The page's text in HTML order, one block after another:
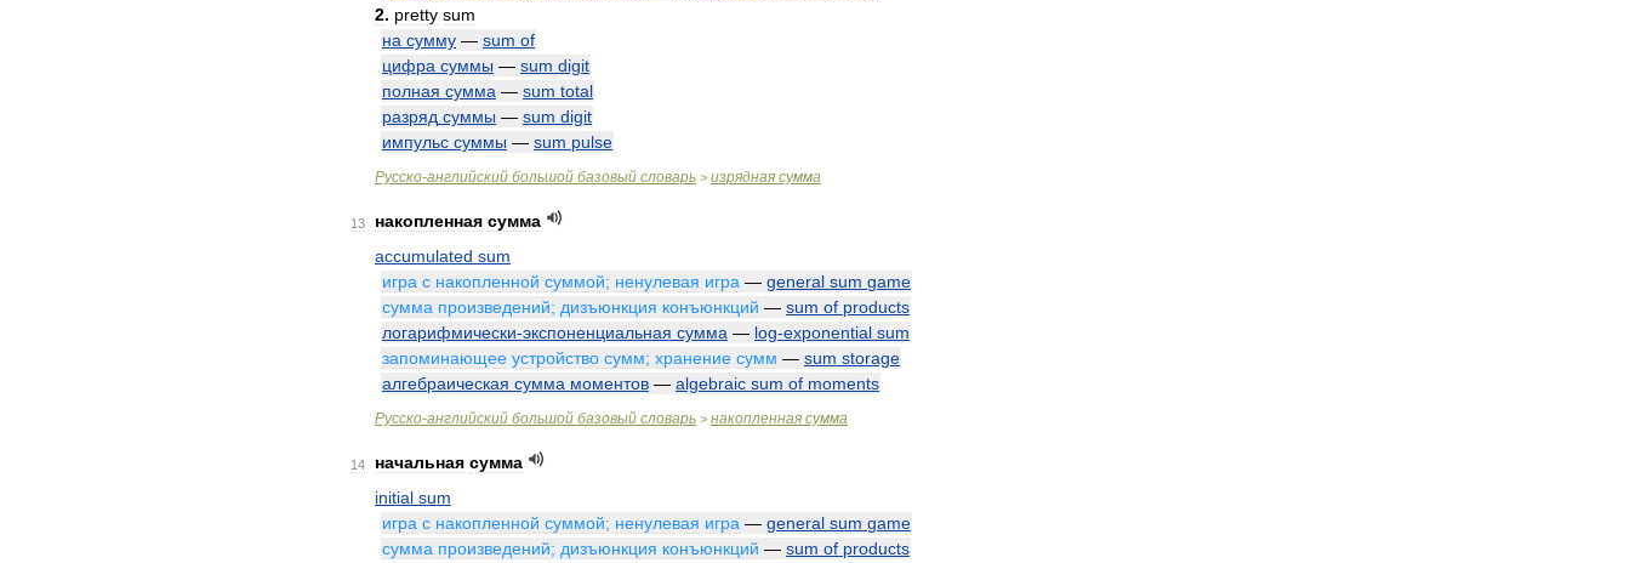
2. pretty sum
на сумму — sum of
цифра суммы — sum digit
полная сумма — sum total
разряд суммы — sum digit
импульс суммы — sum pulse
Русско-английский большой базовый словарь > изрядная сумма
13 накопленная сумма
accumulated sum
игра с накопленной суммой; ненулевая игра — general sum game
сумма произведений; дизъюнкция конъюнкций — sum of products
логарифмически-экспоненциальная сумма — log-exponential sum
запоминающее устройство сумм; хранение сумм — sum storage
алгебраическая сумма моментов — algebraic sum of moments
Русско-английский большой базовый словарь > накопленная сумма
14 начальная сумма
initial sum
игра с накопленной суммой; ненулевая игра — general sum game
сумма произведений; дизъюнкция конъюнкций — sum of products